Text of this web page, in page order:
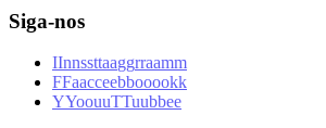
Siga-nos
IInnssttaaggrraamm
FFaacceebbooookk
YYoouuTTuubbee